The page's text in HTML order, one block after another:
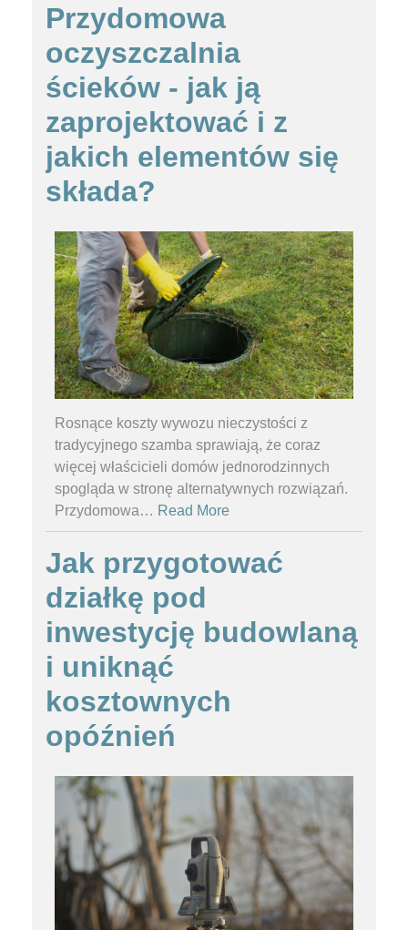
Przydomowa
oczyszczalnia
ścieków - jak ją
zaprojektować i z
jakich elementów się
składa?
Rosnące koszty wywozu nieczystości z
tradycyjnego szamba sprawiają, że coraz
więcej właścicieli domów jednorodzinnych
spogląda w stronę alternatywnych rozwiązań.
Przydomowa… Read More
Jak przygotować
działkę pod
inwestycję budowlaną
i uniknąć
kosztownych
opóźnień